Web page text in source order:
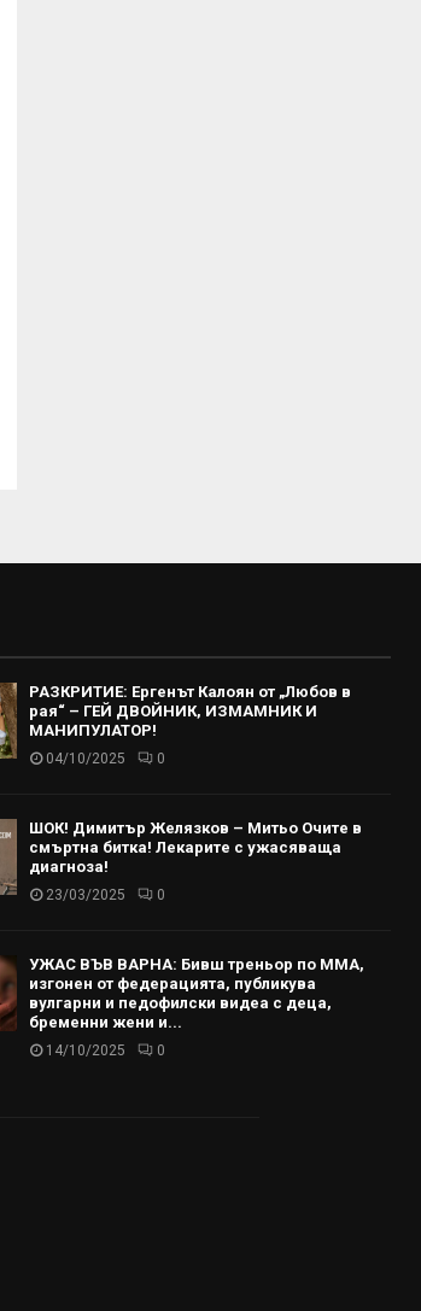
РАЗКРИТИЕ: Ергенът Калоян от „Любов в
рая“ – ГЕЙ ДВОЙНИК, ИЗМАМНИК И
МАНИПУЛАТОР!
04/10/2025 0
ШОК! Димитър Желязков – Митьо Очите в
смъртна битка! Лекарите с ужасяваща
диагноза!
23/03/2025 0
УЖАС ВЪВ ВАРНА: Бивш треньор по ММА,
изгонен от федерацията, публикува
вулгарни и педофилски видеа с деца,
бременни жени и...
14/10/2025 0